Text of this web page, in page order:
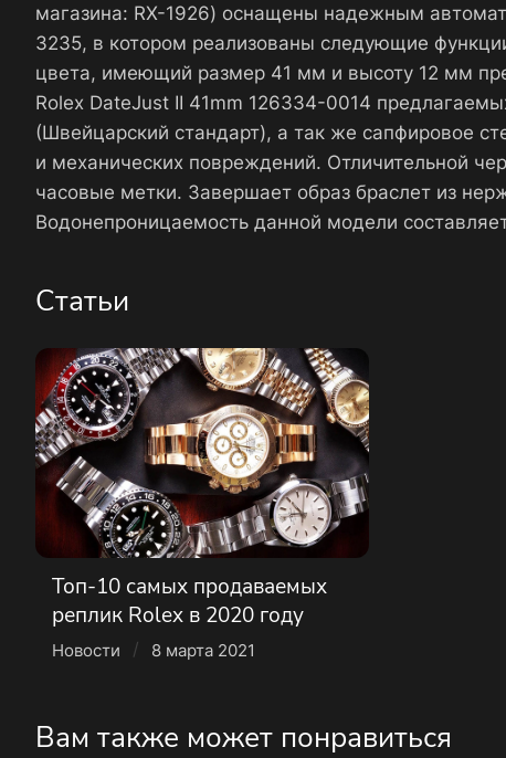
магазина: RX-1926) оснащены надежным
3235, в котором реализованы следующие
цвета, имеющий размер 41 мм и высоту 12 мм
Rolex DateJust II 41mm 126334-0014
(Швейцарский стандарт), а так же сапфировое
и механических повреждений. Отличительной
часовые метки. Завершает образ браслет из
Водонепроницаемость данной модели
Статьи
Топ-10 самых продаваемых
реплик Rolex в 2020 году
Новости / 8 марта 2021
Вам также может понравиться